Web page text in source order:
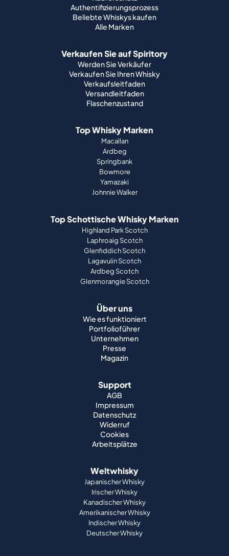
Authentifizierungsprozess
Beliebte Whiskys kaufen
Alle Marken
Verkaufen Sie auf Spiritory
Werden Sie Verkäufer
Verkaufen Sie Ihren Whisky
Verkaufsleitfaden
Versandleitfaden
Flaschenzustand
Top Whisky Marken
Macallan
Ardbeg
Springbank
Bowmore
Yamazaki
Johnnie Walker
Top Schottische Whisky Marken
Highland Park Scotch
Laphroaig Scotch
Glenfiddich Scotch
Lagavulin Scotch
Ardbeg Scotch
Glenmorangie Scotch
Über uns
Wie es funktioniert
Portfolioführer
Unternehmen
Presse
Magazin
Support
AGB
Impressum
Datenschutz
Widerruf
Cookies
Arbeitsplätze
Weltwhisky
Japanischer Whisky
Irischer Whisky
Kanadischer Whisky
Amerikanischer Whisky
Indischer Whisky
Deutscher Whisky